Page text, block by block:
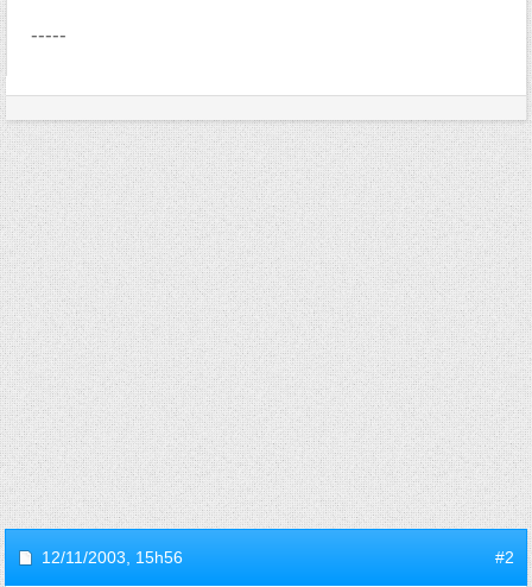
-----
12/11/2003, 15h56 #2